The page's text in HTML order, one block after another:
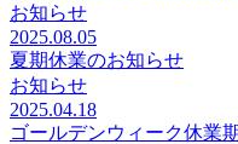
お知らせ
2025.08.05
夏期休業のお知らせ
お知らせ
2025.04.18
ゴールデンウィーク休業